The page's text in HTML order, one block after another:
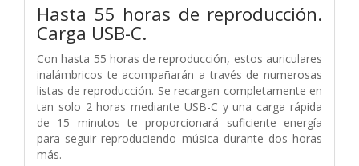
Hasta 55 horas de reproducción.
Carga USB-C.
Con hasta 55 horas de reproducción, estos auriculares
inalámbricos te acompañarán a través de numerosas
listas de reproducción. Se recargan completamente en
tan solo 2 horas mediante USB-C y una carga rápida
de 15 minutos te proporcionará suficiente energía
para seguir reproduciendo música durante dos horas
más.